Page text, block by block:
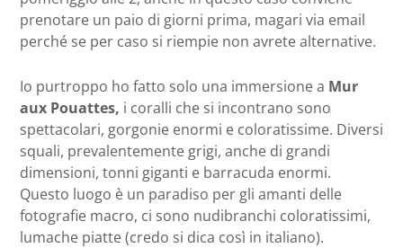
prenotare un paio di giorni prima, magari via email
perché se per caso si riempie non avrete alternative.
Io purtroppo ho fatto solo una immersione a Mur
aux Pouattes, i coralli che si incontrano sono
spettacolari, gorgonie enormi e coloratissime. Diversi
squali, prevalentemente grigi, anche di grandi
dimensioni, tonni giganti e barracuda enormi.
Questo luogo è un paradiso per gli amanti delle
fotografie macro, ci sono nudibranchi coloratissimi,
lumache piatte (credo si dica così in italiano).